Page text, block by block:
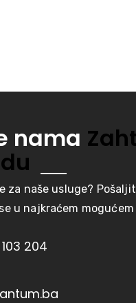
nama
za naše usluge?
u najkraćem mogućem
204